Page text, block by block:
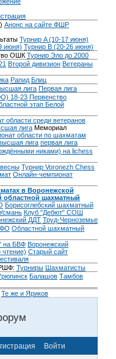
Анонс на сайте ФШР
Турнир A (10-17 июня)
июня) Турнир B (20-26 июня)
ОШК Турнир Эло до 2000
Второй дивизион Ветераны
Рапид Блиц
лига Первая лига
18-23 Первенство
этап Белой
области среди ветеранов
лига Мемориал
области по шахматам
лига первая лига
никами) на lichess
Турнир Voronezh Chess
Онлайн-чемпионат
в Воронежской
областной шахматный
Борисоглебский шахматный
Клуб "Дебют" СОШ
ДДТ Труд-Черноземье
Областной шахматный
на БВФ Воронежский
Старый сайт
Турниры Шахматисты
Балашов Тамбов
Те же и Яриков
Войти